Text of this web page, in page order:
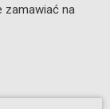
zamawiać na